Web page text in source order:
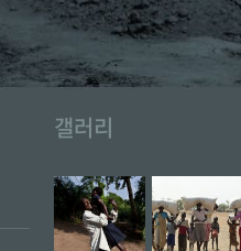
갤러리